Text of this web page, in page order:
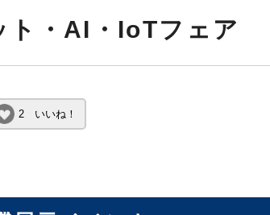
ト・AI・IoTフェア
2 いいね！